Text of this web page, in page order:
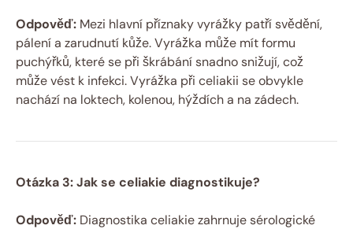
Odpověď: Mezi ​hlavní příznaky vyrážky ⁢patří svědění,
pálení a zarudnutí ⁤kůže. ⁤Vyrážka⁤ může mít formu
puchýřků, které se při škrábání‍ snadno⁤ snižují, což
může ‌vést ⁤k infekci. Vyrážka‍ při celiakii⁤ se obvykle
nachází na loktech, kolenou, hýždích a na zádech.
Otázka 3: ⁤Jak se⁢ celiakie diagnostikuje?
Odpověď: Diagnostika celiakie zahrnuje sérologické